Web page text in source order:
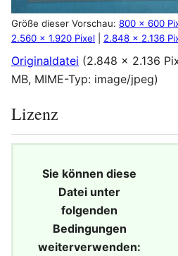
Größe dieser Vorschau: 800 × 600
2.560 × 1.920 Pixel
2.848 × 2.136
Originaldatei (2.848 × 2.136
MB, MIME-Typ: image/jpeg)
Lizenz
Sie können diese
Datei unter
folgenden
Bedingungen
weiterverwenden: